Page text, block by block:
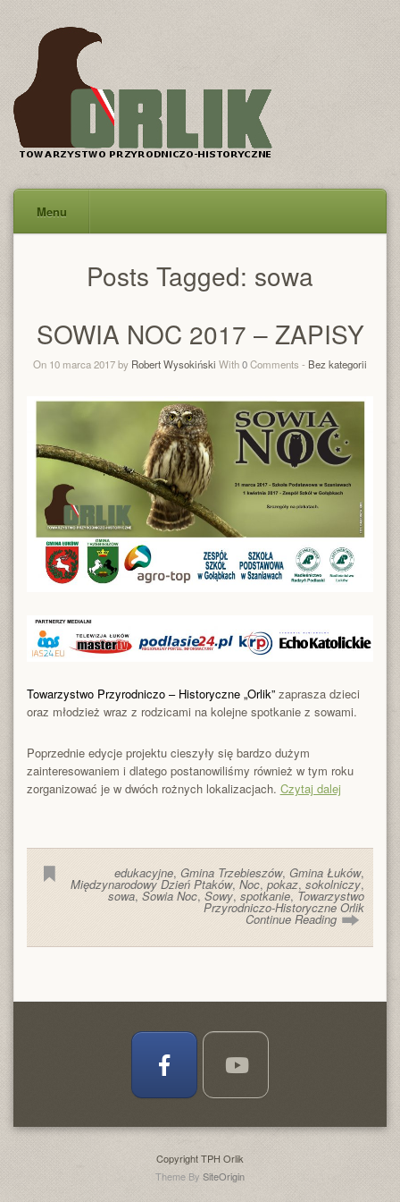
Menu
Posts Tagged: sowa
SOWIA NOC 2017 – ZAPISY
On 10 marca 2017 by Robert Wysokiński With0Comments - Bez kategorii
Towarzystwo Przyrodniczo – Historyczne „Orlik” zaprasza dzieci
oraz młodzież wraz z rodzicami na kolejne spotkanie z sowami.
Poprzednie edycje projektu cieszyły się bardzo dużym
zainteresowaniem i dlatego postanowiliśmy również w tym roku
zorganizować je w dwóch rożnych lokalizacjach. Czytaj dalej
edukacyjne,Gmina Trzebieszów,Gmina Łuków,
Międzynarodowy Dzień Ptaków,Noc,pokaz,sokolniczy,
sowa,Sowia Noc,Sowy,spotkanie, Towarzystwo
Przyrodniczo-Historyczne Orlik
Continue Reading
Copyright TPH Orlik
Theme By SiteOrigin